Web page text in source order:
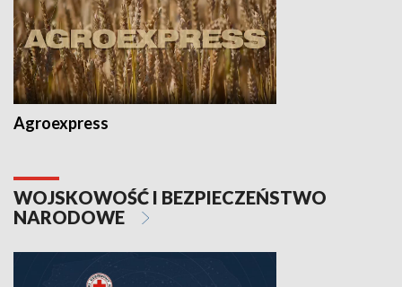
Agroexpress
WOJSKOWOŚĆ I BEZPIECZEŃSTWO
NARODOWE